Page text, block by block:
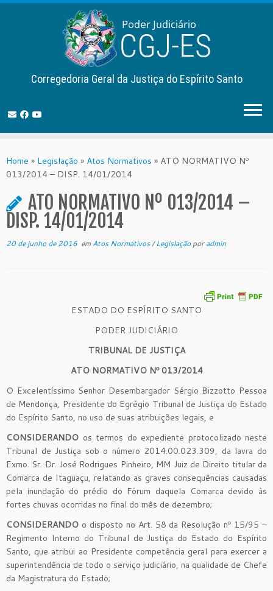
to
content
Corregedoria Geral da Justiça do Espírito Santo
Home » Legislação » Atos Normativos » ATO NORMATIVO Nº
013/2014 – DISP. 14/01/2014
ATO NORMATIVO Nº 013/2014 –
DISP. 14/01/2014
20 de junho de 2016 em Atos Normativos/Legislaçãoporadmin
ESTADO DO ESPÍRITO SANTO
PODER JUDICIÁRIO
TRIBUNAL DE JUSTIÇA
ATO NORMATIVO Nº 013/2014
O Excelentíssimo Senhor Desembargador Sérgio Bizzotto Pessoa
de Mendonça, Presidente do Egrégio Tribunal de Justiça do Estado
do Espírito Santo, no uso de suas atribuições legais, e
CONSIDERANDO os termos do expediente protocolizado neste
Tribunal de Justiça sob o número 2014.00.023.309, da lavra do
Exmo. Sr. Dr. José Rodrigues Pinheiro, MM Juiz de Direito titular da
Comarca de Itaguaçu, relatando as graves consequências causadas
pela inundação do prédio do Fórum daquela Comarca devido às
fortes chuvas ocorridas no final do mês de dezembro;
CONSIDERANDO o disposto no Art. 58 da Resolução nº 15/95 –
Regimento Interno do Tribunal de Justiça do Estado do Espírito
Santo, que atribui ao Presidente competência geral para exercer a
superintendência de todo o serviço judiciário, na qualidade de Chefe
da Magistratura do Estado;